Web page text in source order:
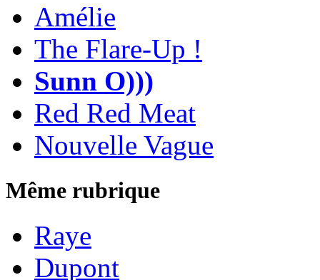
Amélie
The Flare-Up !
Sunn O)))
Red Red Meat
Nouvelle Vague
Même rubrique
Raye
Dupont